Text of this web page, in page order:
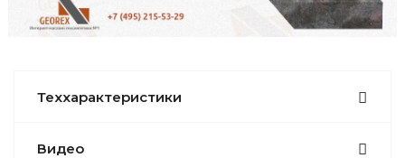
Теххарактеристики
Видео